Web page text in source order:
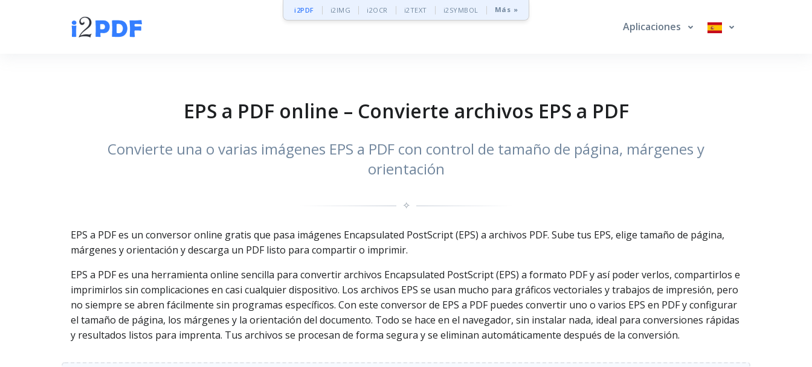
i2PDF i2IMG i2OCR i2TEXT i2SYMBOL Más »
Aplicaciones
EPS a PDF online – Convierte archivos EPS a PDF
Convierte una o varias imágenes EPS a PDF con control de tamaño de página, márgenes y
orientación
✧
EPS a PDF es un conversor online gratis que pasa imágenes Encapsulated PostScript (EPS) a archivos PDF. Sube tus EPS, elige tamaño de página,
márgenes y orientación y descarga un PDF listo para compartir o imprimir.
EPS a PDF es una herramienta online sencilla para convertir archivos Encapsulated PostScript (EPS) a formato PDF y así poder verlos, compartirlos e
imprimirlos sin complicaciones en casi cualquier dispositivo. Los archivos EPS se usan mucho para gráficos vectoriales y trabajos de impresión, pero
no siempre se abren fácilmente sin programas específicos. Con este conversor de EPS a PDF puedes convertir uno o varios EPS en PDF y configurar
el tamaño de página, los márgenes y la orientación del documento. Todo se hace en el navegador, sin instalar nada, ideal para conversiones rápidas
y resultados listos para imprenta. Tus archivos se procesan de forma segura y se eliminan automáticamente después de la conversión.